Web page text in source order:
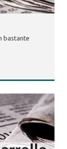
bastante